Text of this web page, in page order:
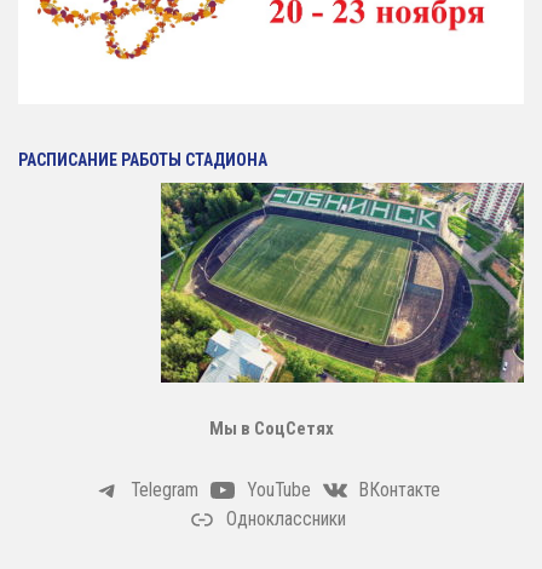
РАСПИСАНИЕ РАБОТЫ СТАДИОНА
Мы в СоцСетях
Telegram YouTube
ВКонтакте
Одноклассники